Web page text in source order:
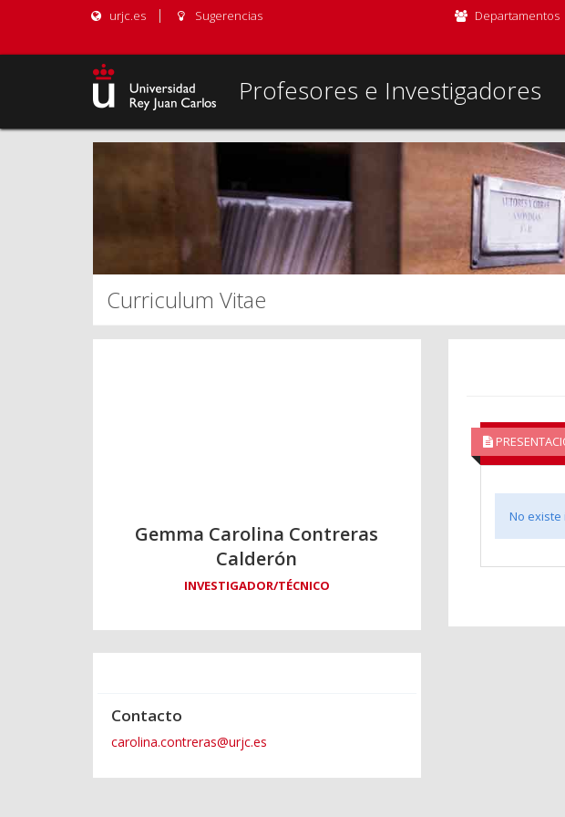
urjc.es Sugerencias Departamentos
Profesores e Investigadores
Curriculum Vitae
Gemma Carolina Contreras
Calderón
INVESTIGADOR/TÉCNICO
Contacto
carolina.contreras@urjc.es
No existe